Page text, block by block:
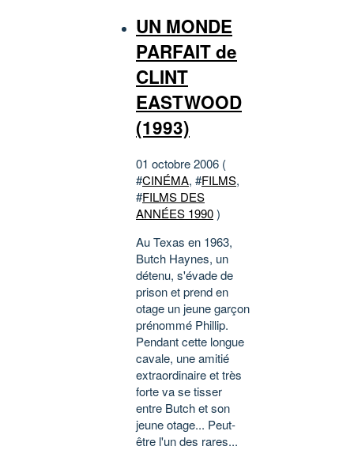
UN MONDE
PARFAIT de
CLINT
EASTWOOD
(1993)
01 octobre 2006 (
#CINÉMA, #FILMS,
#FILMS DES
ANNÉES 1990)
Au Texas en 1963,
Butch Haynes, un
détenu, s'évade de
prison et prend en
otage un jeune garçon
prénommé Phillip.
Pendant cette longue
cavale, une amitié
extraordinaire et très
forte va se tisser
entre Butch et son
jeune otage... Peut-
être l'un des rares...